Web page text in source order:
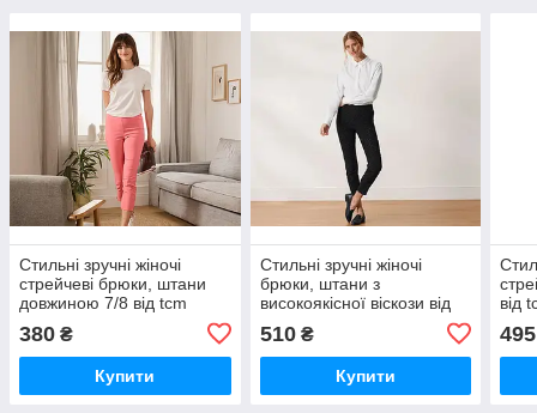
Стильні зручні жіночі
стрейчеві брюки, штани
довжиною 7/8 від tcm
tchibo (Чібо), Німеччина,
L-3XL
380 ₴
Купити
Стильні зручні жіночі
брюки, штани з
високоякісної віскози від
Німеччина, S-L
510₴
Купити
від
495